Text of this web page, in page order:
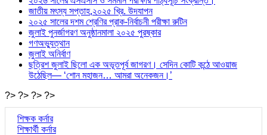
জাতীয় মৎস্য সপ্তাহ,২০২৫ খ্রি. উদযাপন
২০২৫ সালের দশম শ্রেণির প্রাক-নির্বাচনী পরীক্ষা রুটিন
জুলাই পুনর্জাগরণ অনুষ্ঠানমালা ২০২৫ পুরষ্কার
গণঅভ্যুত্থান
জুলাই অনির্বাণ
ছত্রিশ জুলাই ছিলো এক অভূতপূর্ব জাগরণ। সেদিন কোটি কন্ঠে আওয়াজ
উঠেছিল— ‘শোন মহাজন… আমরা অনেকজন।’
?> ?> ?> ?>
শিক্ষক কর্নার
শিক্ষার্থী কর্নার